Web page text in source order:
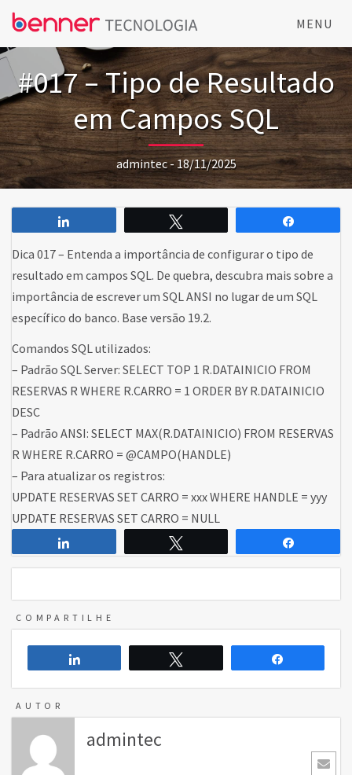
MENU
#017 – Tipo de Resultado
em Campos SQL
admintec - 18/11/2025
Dica 017 – Entenda a importância de configurar o tipo de
resultado em campos SQL. De quebra, descubra mais sobre a
importância de escrever um SQL ANSI no lugar de um SQL
específico do banco. Base versão 19.2.
Comandos SQL utilizados:
– Padrão SQL Server: SELECT TOP 1 R.DATAINICIO FROM
RESERVAS R WHERE R.CARRO = 1 ORDER BY R.DATAINICIO
DESC
– Padrão ANSI: SELECT MAX(R.DATAINICIO) FROM RESERVAS
R WHERE R.CARRO = @CAMPO(HANDLE)
– Para atualizar os registros:
UPDATE RESERVAS SET CARRO = xxx WHERE HANDLE = yyy
UPDATE RESERVAS SET CARRO = NULL
COMPARTILHE
AUTOR
admintec